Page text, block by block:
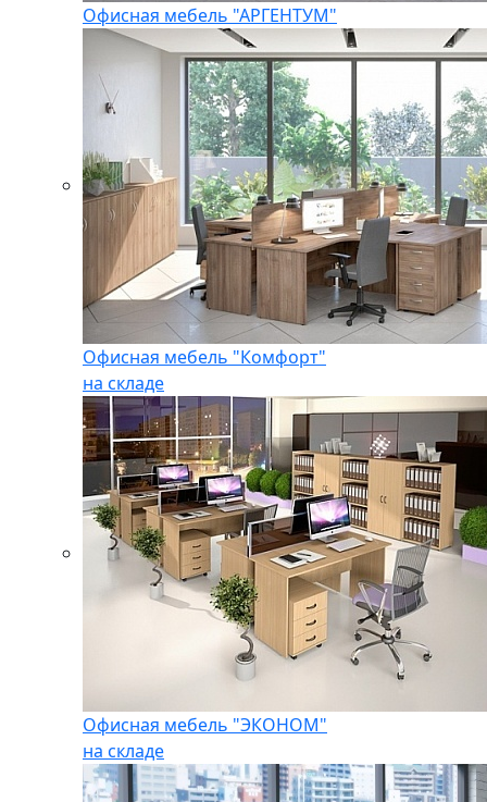
Офисная мебель "АРГЕНТУМ"
Офисная мебель "Комфорт"
на складе
Офисная мебель "ЭКОНОМ"
на складе